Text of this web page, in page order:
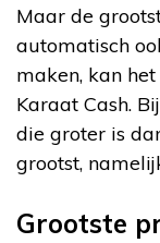
Maar de
automatisch
maken, kan
Karaat Cash.
die groter is
grootst,
Grootste